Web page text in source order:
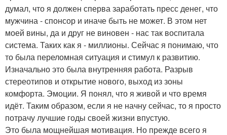
думал, что я должен сперва заработать пресс денег, что
мужчина - спонсор и иначе быть не может. В этом нет
моей вины, да и друг не виновен - нас так воспитала
система. Таких как я - миллионы. Сейчас я понимаю, что
то была переломная ситуация и стимул к развитию.
Изначально это была внутренняя работа. Разрыв
стереотипов и открытие нового, выход из зоны
комфорта. Эмоции. Я понял, что я живой и что время
идёт. Таким образом, если я не начну сейчас, то я просто
потрачу лучшие годы своей жизни впустую.
Это была мощнейшая мотивация. Но прежде всего я